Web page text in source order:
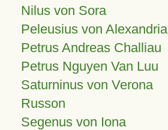
Nilus von Sora
Peleusius von Alexandria
Petrus Andreas Challiau
Petrus Nguyen Van Luu
Saturninus von Verona
Russon
Segenus von Iona